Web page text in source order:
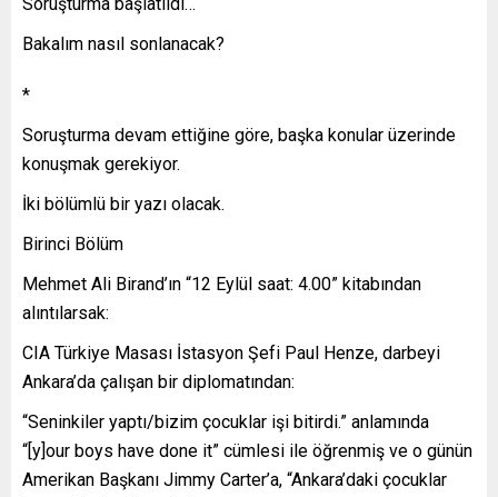
Bakalım nasıl sonlanacak?
*
Soruşturma devam ettiğine göre, başka konular üzerinde
konuşmak gerekiyor.
İki bölümlü bir yazı olacak.
Birinci Bölüm
Mehmet Ali Birand’ın “12 Eylül saat: 4.00” kitabından
alıntılarsak:
CIA Türkiye Masası İstasyon Şefi Paul Henze, darbeyi
Ankara’da çalışan bir diplomatından:
“Seninkiler yaptı/bizim çocuklar işi bitirdi.” anlamında
“[y]our boys have done it” cümlesi ile öğrenmiş ve o günün
Amerikan Başkanı Jimmy Carter’a, “Ankara’daki çocuklar